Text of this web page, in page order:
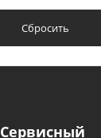
Сбросить
Сервисный